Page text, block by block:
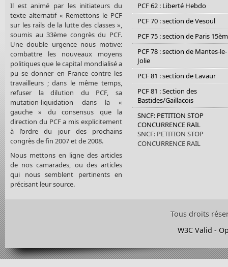
Il est animé par les initiateurs du
texte alternatif « Remettons le PCF
sur les rails de la lutte des classes »,
soumis au 33ème congrès du PCF.
Une double urgence nous motive:
combattre les nouveaux moyens
politiques que le capital mondialisé a
pu se donner en France contre les
travailleurs ; dans le même temps,
refuser la dilution du PCF, sa
mutation-liquidation dans la «
gauche » du consensus que la
direction du PCF a mis explicitement
à l’ordre du jour des prochains
congrès de fin 2007 et de 2008.
Nous mettons en ligne des articles
de nos camarades, ou des articles
qui nous semblent pertinents en
précisant leur source.
PCF 62 : Liberté Hebdo
PCF 70 : section de Vesoul
PCF 75 : section de Paris
PCF 78 : section de Mantes-le-
Jolie
PCF 81 : section de Lavaur
PCF 81 : Section des
Bastides/Gaillacois
SNCF: PETITION STOP
CONCURRENCE RAIL
SNCF: PETITION STOP
CONCURRENCE RAIL
Tous droits
W3C Valid -